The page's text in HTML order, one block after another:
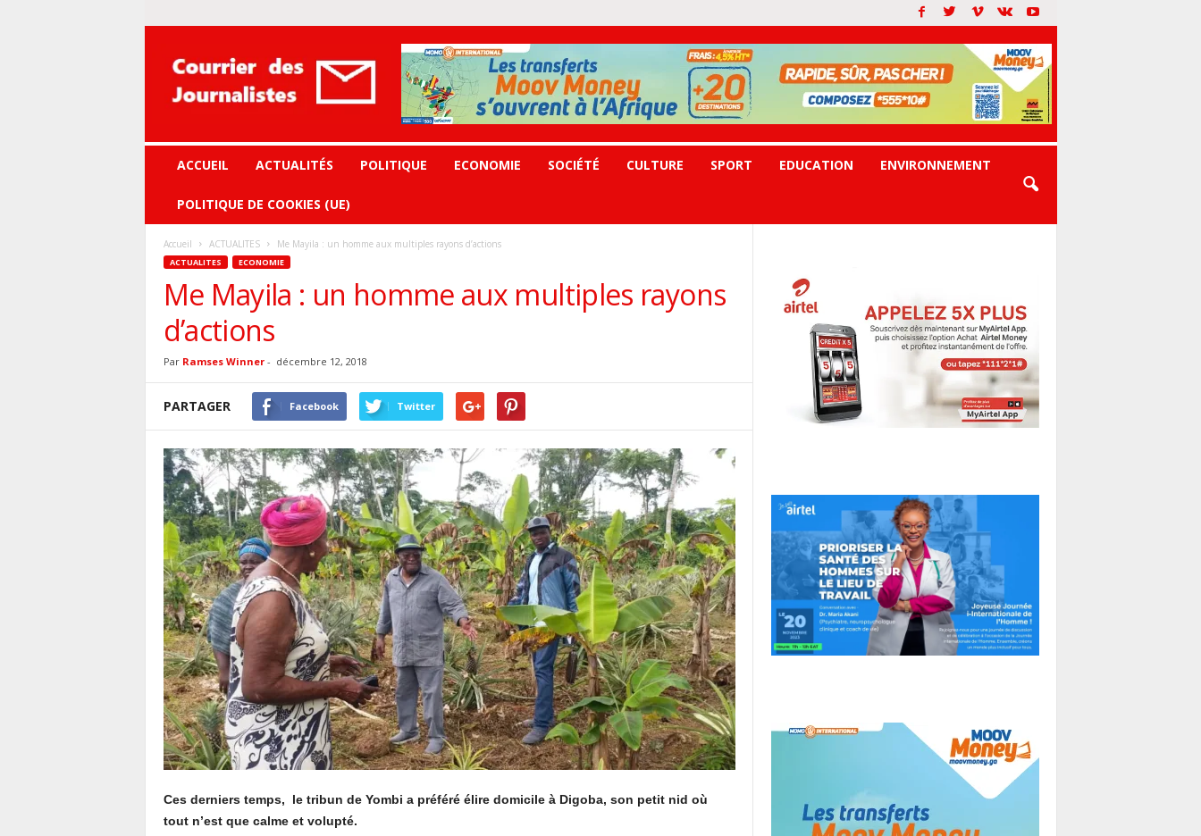
journalistes
ACCUEIL ACTUALITÉS POLITIQUE ECONOMIE SOCIÉTÉ CULTURE SPORT EDUCATION ENVIRONNEMENT
POLITIQUE DE COOKIES (UE)
Accueil ACTUALITES Me Mayila : un homme aux multiples rayons d’actions
ACTUALITES ECONOMIE
Me Mayila : un homme aux multiples rayons
d’actions
Par Ramses Winner- décembre 12, 2018
PARTAGER Facebook Twitter
Ces derniers temps, le tribun de Yombi a préféré élire domicile à Digoba, son petit nid où
tout n’est que calme et volupté.